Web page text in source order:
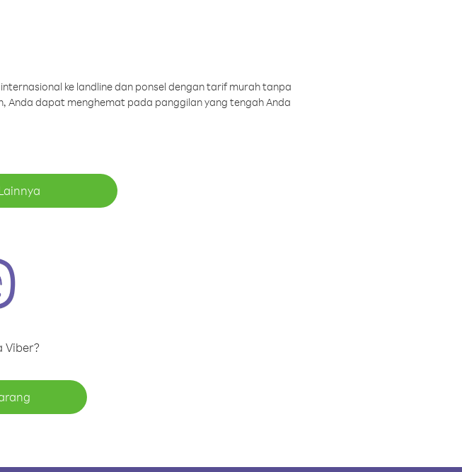
ke landline dan ponsel dengan tarif murah tanpa
Anda dapat menghemat pada panggilan yang tengah Anda
Viber?